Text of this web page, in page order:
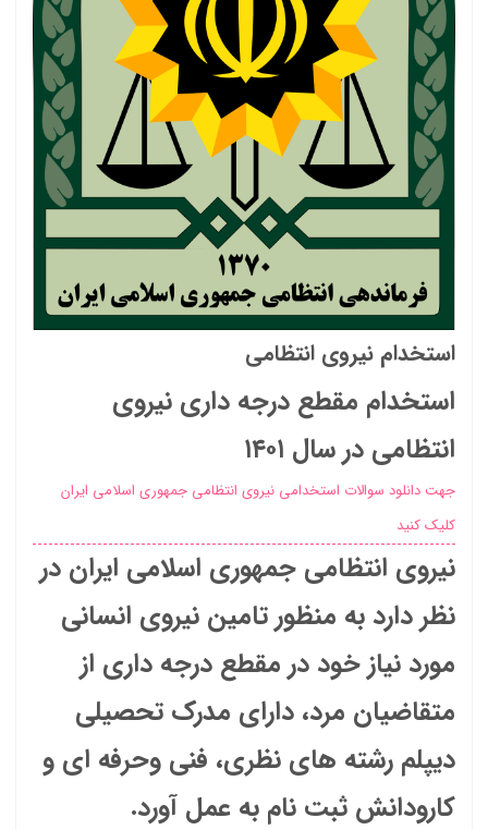
استخدام نیروی انتظامی
استخدام مقطع درجه داری نیروی
انتظامی در سال ۱۴۰۱
جهت دانلود سوالات استخدامی نیروی انتظامی جمهوری اسلامی ایران
کلیک کنید
نیروی انتظامی جمهوری اسلامی ایران در
نظر دارد به منظور تامین نیروی انسانی
مورد نیاز خود در مقطع درجه داری از
متقاضیان مرد، دارای مدرک تحصیلی
دیپلم رشته های نظری، فنی وحرفه ای و
کارودانش ثبت نام به عمل آورد.